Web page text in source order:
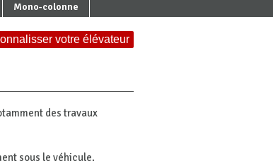
Mono-colonne
votre élévateur
des travaux
sous le véhicule.